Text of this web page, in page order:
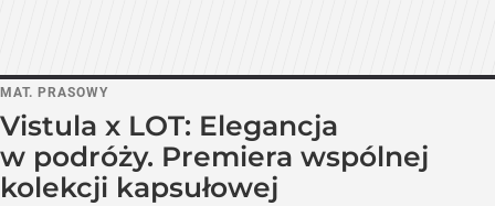
MAT. PRASOWY
Vistula x LOT: Elegancja
w podróży. Premiera wspólnej
kolekcji kapsułowej